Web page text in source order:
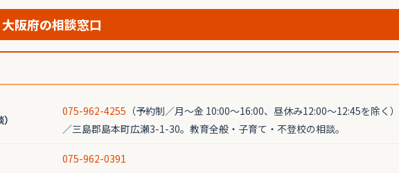
阪府の相談窓口
075-962-4255 （予約制／月〜金 10:00〜16:00、昼休み12:00〜12:45を除く）
／三島郡島本町広瀬3-1-30。教育全般・子育て・不登校の相談。
075-962-0391